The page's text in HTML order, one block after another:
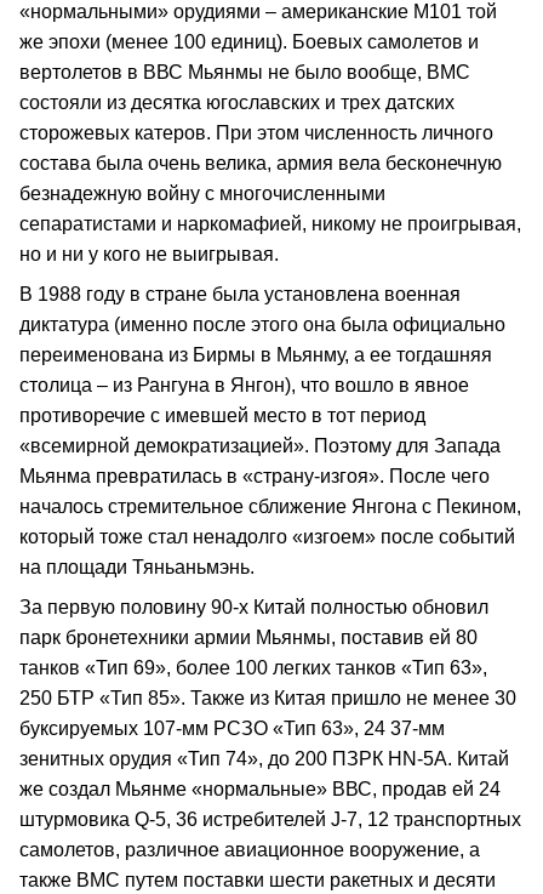
«нормальными» орудиями – американские М101 той
же эпохи (менее 100 единиц). Боевых самолетов и
вертолетов в ВВС Мьянмы не было вообще, ВМС
состояли из десятка югославских и трех датских
сторожевых катеров. При этом численность личного
состава была очень велика, армия вела бесконечную
безнадежную войну с многочисленными
сепаратистами и наркомафией, никому не проигрывая,
но и ни у кого не выигрывая.
В 1988 году в стране была установлена военная
диктатура (именно после этого она была официально
переименована из Бирмы в Мьянму, а ее тогдашняя
столица – из Рангуна в Янгон), что вошло в явное
противоречие с имевшей место в тот период
«всемирной демократизацией». Поэтому для Запада
Мьянма превратилась в «страну-изгоя». После чего
началось стремительное сближение Янгона с Пекином,
который тоже стал ненадолго «изгоем» после событий
на площади Тяньаньмэнь.
За первую половину 90-х Китай полностью обновил
парк бронетехники армии Мьянмы, поставив ей 80
танков «Тип 69», более 100 легких танков «Тип 63»,
250 БТР «Тип 85». Также из Китая пришло не менее 30
буксируемых 107-мм РСЗО «Тип 63», 24 37-мм
зенитных орудия «Тип 74», до 200 ПЗРК НN-5А. Китай
же создал Мьянме «нормальные» ВВС, продав ей 24
штурмовика Q-5, 36 истребителей J-7, 12 транспортных
самолетов, различное авиационное вооружение, а
также ВМС путем поставки шести ракетных и десяти